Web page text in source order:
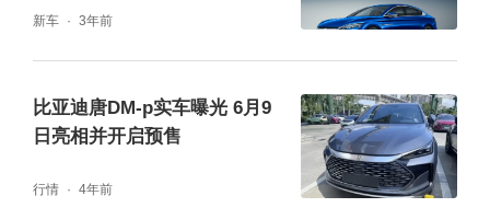
新车 3年前
比亚迪唐DM-p实车曝光 6月9
日亮相并开启预售
行情 4年前